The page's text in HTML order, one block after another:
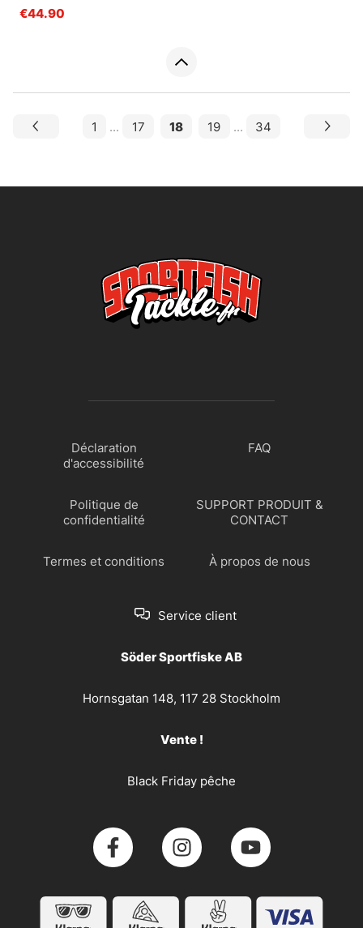
€44.90
1 ... 17 18 19 ... 34
Déclaration
d'accessibilité
FAQ
Politique de
confidentialité
SUPPORT PRODUIT &
CONTACT
Termes et conditions À propos de nous
Service client
Söder Sportfiske AB
Hornsgatan 148, 117 28 Stockholm
Vente !
Black Friday pêche